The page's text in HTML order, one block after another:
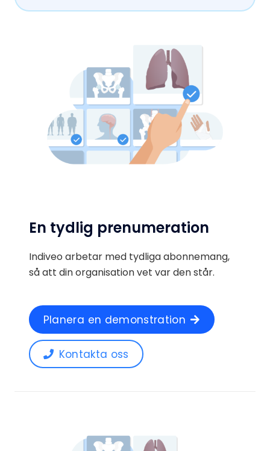
En tydlig prenumeration
Indiveo arbetar med tydliga abonnemang,
så att din organisation vet var den står.
Planera en demonstration
Kontakta oss